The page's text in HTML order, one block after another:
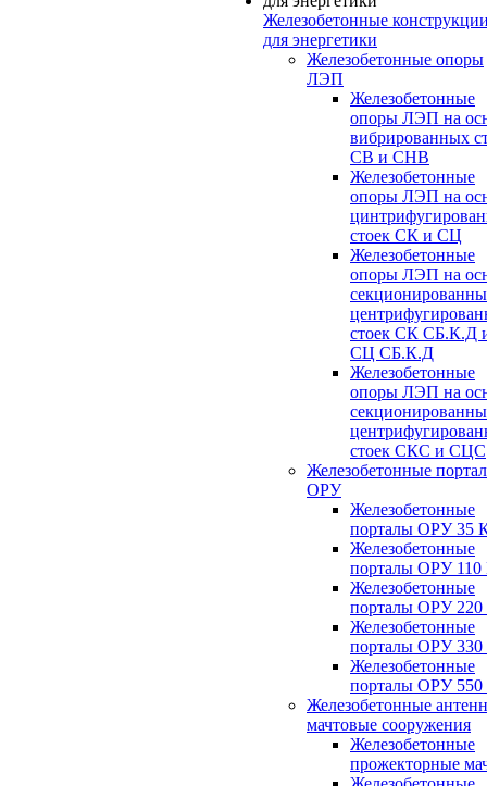
Железобетонные
для энергетики
Железобетонные опоры
ЛЭП
Железобетонные
опоры ЛЭП на
вибрированных
СВ и СНВ
Железобетонные
опоры ЛЭП на
стоек СК и СЦ
Железобетонные
опоры ЛЭП на
стоек СК СБ.К.Д
СЦ СБ.К.Д
Железобетонные
опоры ЛЭП на
стоек СКС и СЦС
Железобетонные
ОРУ
Железобетонные
порталы ОРУ 35
Железобетонные
порталы ОРУ
Железобетонные
порталы ОРУ
Железобетонные
порталы ОРУ
Железобетонные
порталы ОРУ
Железобетонные
мачтовые сооружения
Железобетонные
прожекторные